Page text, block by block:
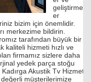
geliştirmel
er
bizim için önemlidir.
merkezime bildirin.
tarafından büyük bir
kaliteli hizmeti hızlı ve
firmamız sizlere daha
yedek parça stoğu
Akustik Tv Hizmeti
müşterilerimize